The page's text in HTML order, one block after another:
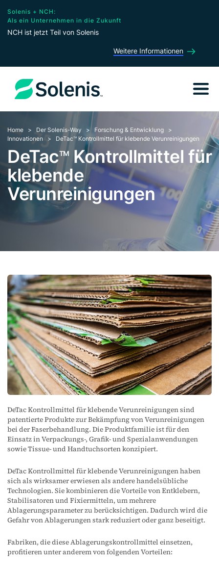
Solenis + NCH:
Als ein Unternehmen in die Zukunft
NCH ist jetzt Teil von Solenis
Weitere Informationen
Home Der Solenis-Way
Forschung & Entwicklung
Innovationen
DeTacTM Kontrollmittel für klebende Verunreinigungen
DeTacTM Kontrollmittel für
klebende
Verunreinigungen
DeTac Kontrollmittel für klebende Verunreinigungen sind
patentierte Produkte zur Bekämpfung von Verunreinigungen
bei der Faserbehandlung. Die Produktfamilie ist für den
Einsatz in Verpackungs-, Grafik- und Spezialanwendungen
sowie Tissue- und Handtuchsorten konzipiert.
DeTac Kontrollmittel für klebende Verunreinigungen haben
sich als wirksamer erwiesen als andere handelsübliche
Technologien. Sie kombinieren die Vorteile von Entklebern,
Stabilisatoren und Fixiermitteln, um mehrere
Ablagerungsparameter zu berücksichtigen. Dadurch wird die
Gefahr von Ablagerungen stark reduziert oder ganz beseitigt.
Fabriken, die diese Ablagerungskontrollmittel einsetzen,
profitieren unter anderem von folgenden Vorteilen: